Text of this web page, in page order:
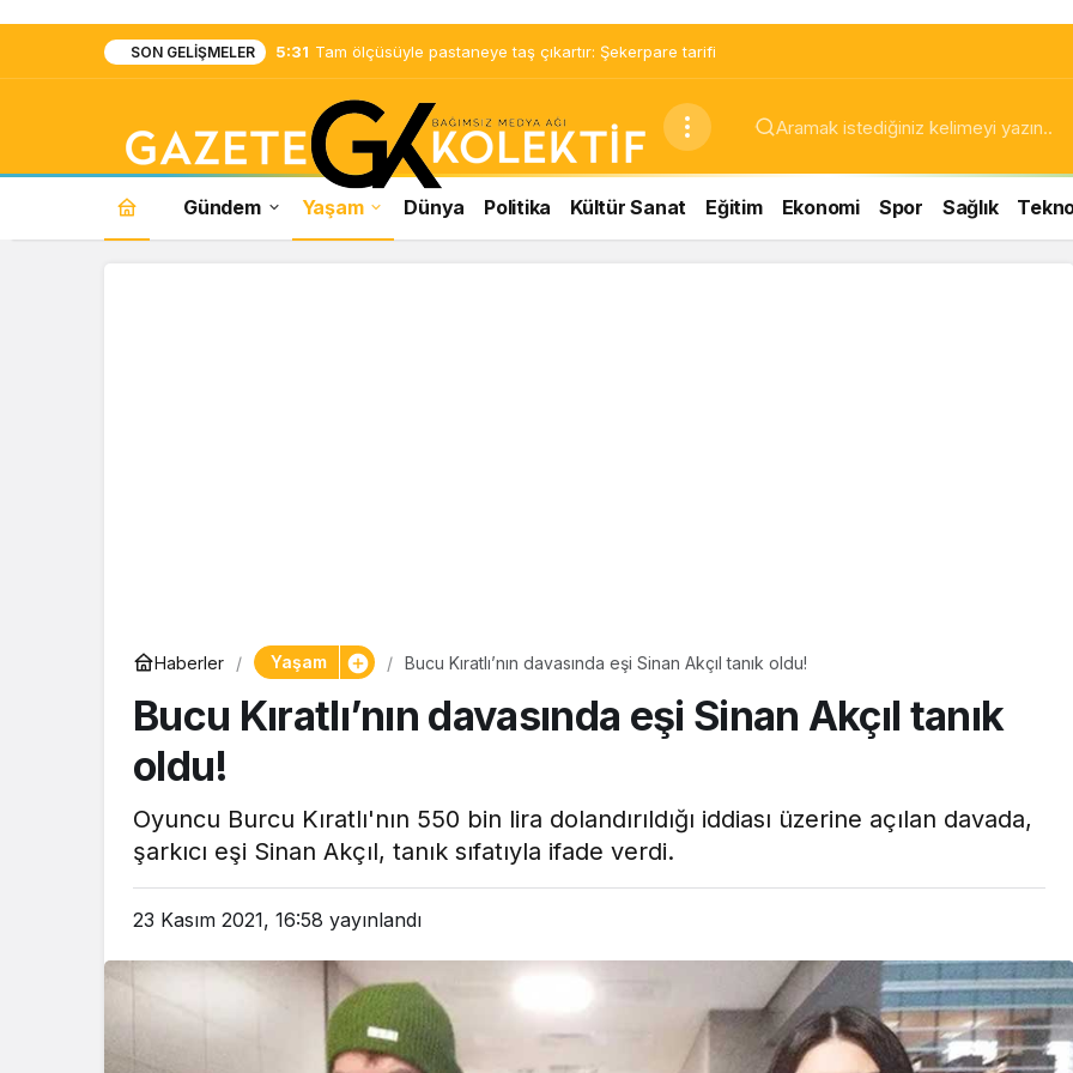
SON GELIŞMELER 5:31 Tam ölçüsüyle pastaneye taş çıkartır: Şekerpare tarifi
Gündem Yaşam Dünya Politika Kültür Sanat Eğitim Ekonomi Spor Sağlık
Haberler Yaşam Bucu Kıratlı’nın davasında eşi Sinan Akçıl tanık oldu!
Bucu Kıratlı’nın davasında eşi Sinan Akçıl tanık
oldu!
Oyuncu Burcu Kıratlı'nın 550 bin lira dolandırıldığı iddiası üzerine açılan davada,
şarkıcı eşi Sinan Akçıl, tanık sıfatıyla ifade verdi.
23 Kasım 2021, 16:58 yayınlandı
pastaneye taş çıkartır:
Çayın yanına çok
Brownie tadında ıslak